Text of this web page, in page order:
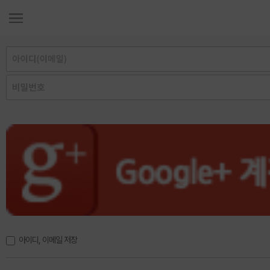
아이디, 이메일 저장